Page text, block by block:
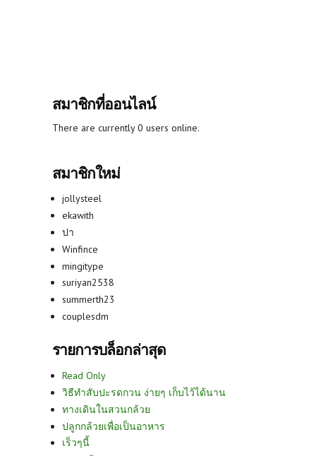
สมาชิกที่ออนไลน์
There are currently 0 users online.
สมาชิกใหม่
jollysteel
ekawith
ปา
Winfince
mingitype
suriyan2538
summerth23
couplesdm
รายการบล็อกล่าสุด
Read Only
วิธีทำสับปะรดกวน ง่ายๆ เก็บไว้ได้นาน
ทางเดินในสวนกล้วย
ปลูกกล้วยเพื่อเป็นอาหาร
เร็วๆนี้